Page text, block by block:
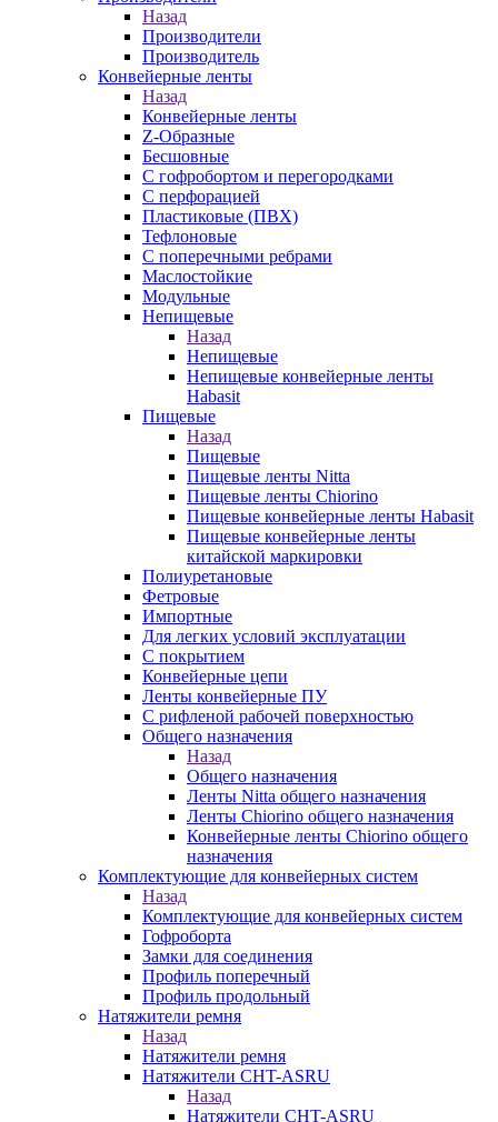
Назад
Производители
Производитель
Конвейерные ленты
Назад
Конвейерные ленты
Z-Образные
Бесшовные
С гофробортом и перегородками
С перфорацией
Пластиковые (ПВХ)
Тефлоновые
С поперечными ребрами
Маслостойкие
Модульные
Непищевые
Назад
Непищевые
Непищевые конвейерные ленты
Habasit
Пищевые
Назад
Пищевые
Пищевые ленты Nitta
Пищевые ленты Chiorino
Пищевые конвейерные ленты Habasit
Пищевые конвейерные ленты
китайской маркировки
Полиуретановые
Фетровые
Импортные
Для легких условий эксплуатации
С покрытием
Конвейерные цепи
Ленты конвейерные ПУ
С рифленой рабочей поверхностью
Общего назначения
Назад
Общего назначения
Ленты Nitta общего назначения
Ленты Chiorino общего назначения
Конвейерные ленты Chiorino общего
назначения
Комплектующие для конвейерных систем
Назад
Комплектующие для конвейерных систем
Гофроборта
Замки для соединения
Профиль поперечный
Профиль продольный
Натяжители ремня
Назад
Натяжители ремня
Натяжители CHT-ASRU
Назад
Натяжители CHT-ASRU